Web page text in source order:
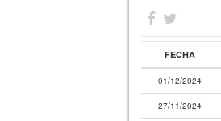
FECHA
01/12/2024
27/11/2024